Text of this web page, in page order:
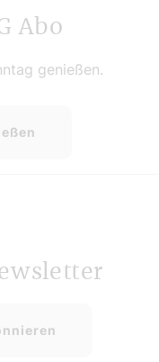
Abo
genießen.